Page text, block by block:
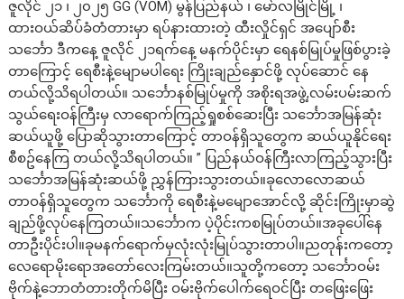
ဇူလိုင် ၂၁ ၊ ၂၀၂၅ GG (VOM) မွန်ပြည်နယ် ၊ မော်လမြိုင်မြို့ ၊
ထားဝယ်ဆိပ်ခံတံတားမှာ ရပ်နားထားတဲ့ ထီးလှိုင်ရှင် အပျော်စီး
သင်္ဘော ဒီကနေ့ ဇူလိုင် ၂၁ရက်နေ့ မနက်ပိုင်းမှာ ရေနစ်မြုပ်မှုဖြစ်ပွားခဲ့
တာကြောင့် ရေစီးနဲ့မျောမပါရေး ကြိုးချည်နှောင်ဖို့ လုပ်ဆောင် နေ
တယ်လို့သိရပါတယ်။ သင်္ဘောနစ်မြုပ်မှုကို အစိုးရအဖွဲ့,လမ်းပမ်းဆက်
သွယ်ရေးဝန်ကြီးမှ လာရောက်ကြည့်ရှုစစ်ဆေးပြီး သင်္ဘောအမြန်ဆုံး
ဆယ်ယူဖို့ ပြောဆိုသွားတာကြောင့် တာဝန်ရှိသူတွေက ဆယ်ယူနိုင်ရေး
စီစဥ်နေကြ တယ်လို့သိရပါတယ်။ ” ပြည်နယ်ဝန်ကြီးလာကြည့်သွားပြီး
သင်္ဘောအမြန်ဆုံးဆယ်ဖို့ ညွှန်ကြားသွားတယ်။ခုလောလောဆယ်
တာဝန်ရှိသူတွေက သင်္ဘောကို ရေစီးနဲ့မမျောအောင်လို့ ဆိုင်းကြိုးမှာဆွဲ
ချည်ဖို့လုပ်နေကြတယ်။သင်္ဘောက ပဲ့ပိုင်းကစမြုပ်တယ်။အခုပေါ်နေ
တာဦးပိုင်းပါ။ခုမနက်ရောက်မှလုံးလုံးမြုပ်သွားတာပါ။ညတုန်းကတော့
လေရောမိုးရောအတော်လေးကြမ်းတယ်။သူတို့ကတော့ သင်္ဘောဝမ်း
ဗိုက်နဲ့ဘောတံတားတိုက်မိပြီး ဝမ်းဗိုက်ပေါက်ရေဝင်ပြီး တဖြေးဖြေး